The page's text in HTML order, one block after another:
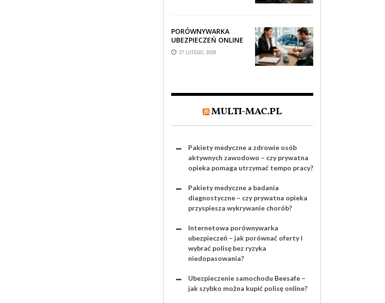
PORÓWNYWARKA
UBEZPIECZEŃ ONLINE
– JAK WYBRAĆ POLISĘ,
KTÓRA REALNIE
27 LUTEGO, 2026
MULTI-MAC.PL
Pakiety medyczne a zdrowie osób
aktywnych zawodowo – czy prywatna
opieka pomaga utrzymać tempo pracy?
Pakiety medyczne a badania
diagnostyczne – czy prywatna opieka
przyspiesza wykrywanie chorób?
Internetowa porównywarka
ubezpieczeń – jak porównać oferty i
wybrać polisę bez ryzyka
niedopasowania?
Ubezpieczenie samochodu Beesafe –
jak szybko można kupić polisę online?